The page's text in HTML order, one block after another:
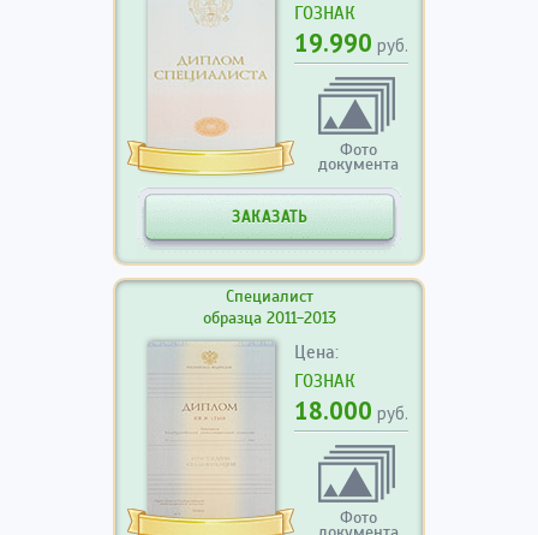
ГОЗНАК
19.990 руб.
Фото
документа
ЗАКАЗАТЬ
Специалист
образца 2011-2013
Цена:
ГОЗНАК
18.000 руб.
Фото